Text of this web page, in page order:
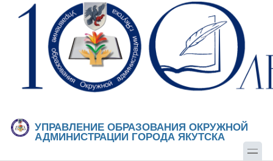
Перейти к основному содержанию
Skip to search
УПРАВЛЕНИЕ ОБРАЗОВАНИЯ ОКРУЖНОЙ
АДМИНИСТРАЦИИ ГОРОДА ЯКУТСКА